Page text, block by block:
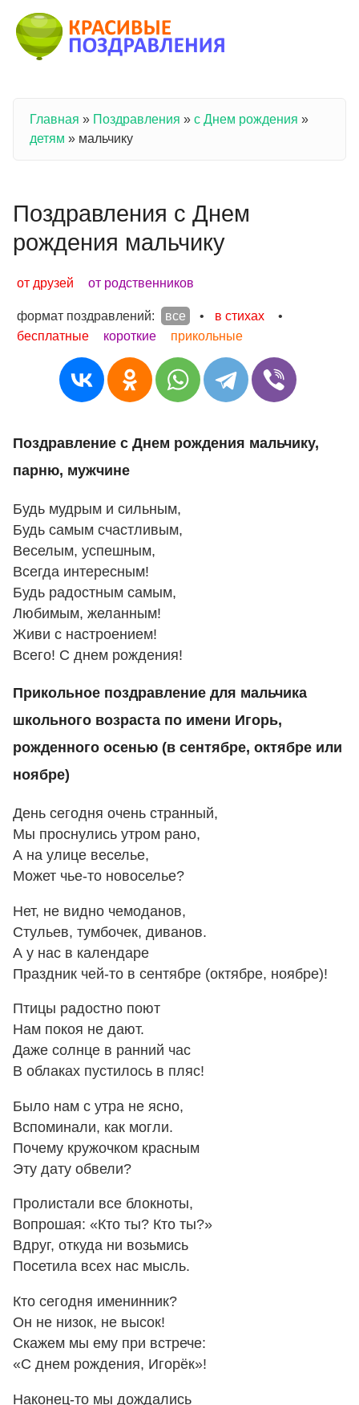
Вы здесь
Главная » Поздравления » с Днем рождения »
детям » мальчику
Поздравления с Днем
рождения мальчику
от друзей от родственников
формат поздравлений: все • в стихах
•
бесплатные
короткие прикольные
Поздравление с Днем рождения мальчику,
парню, мужчине
Будь мудрым и сильным,
Будь самым счастливым,
Веселым, успешным,
Всегда интересным!
Будь радостным самым,
Любимым, желанным!
Живи с настроением!
Всего! С днем рождения!
Прикольное поздравление для мальчика
школьного возраста по имени Игорь,
рожденного осенью (в сентябре, октябре или
ноябре)
День сегодня очень странный,
Мы проснулись утром рано,
А на улице веселье,
Может чье-то новоселье?
Нет, не видно чемоданов,
Стульев, тумбочек, диванов.
А у нас в календаре
Праздник чей-то в сентябре (октябре, ноябре)!
Птицы радостно поют
Нам покоя не дают.
Даже солнце в ранний час
В облаках пустилось в пляс!
Было нам с утра не ясно,
Вспоминали, как могли.
Почему кружочком красным
Эту дату обвели?
Пролистали все блокноты,
Вопрошая: «Кто ты? Кто ты?»
Вдруг, откуда ни возьмись
Посетила всех нас мысль.
Кто сегодня именинник?
Он не низок, не высок!
Скажем мы ему при встрече:
«С днем рождения, Игорёк»!
Наконец-то мы дождались